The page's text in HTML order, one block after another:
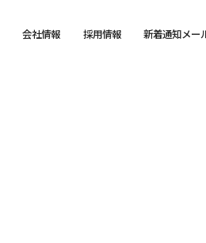
会社情報 採用情報 新着通知メー